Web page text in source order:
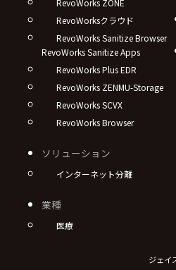
RevoWorks ZONE
RevoWorksクラウド
RevoWorks Sanitize Browser
RevoWorks Sanitize Apps
RevoWorks Plus EDR
RevoWorks ZENMU-Storage
RevoWorks SCVX
RevoWorks Browser
ソリューション
インターネット分離
業種
医療
ジェイ